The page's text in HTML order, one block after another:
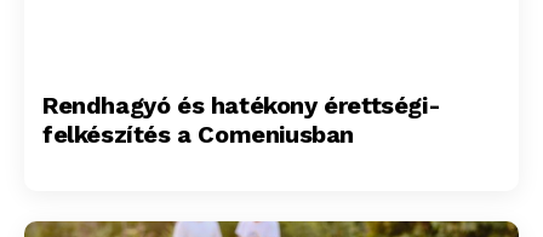
Rendhagyó és hatékony érettségi-
felkészítés a Comeniusban